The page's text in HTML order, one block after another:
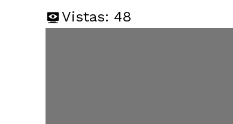
Vistas: 48